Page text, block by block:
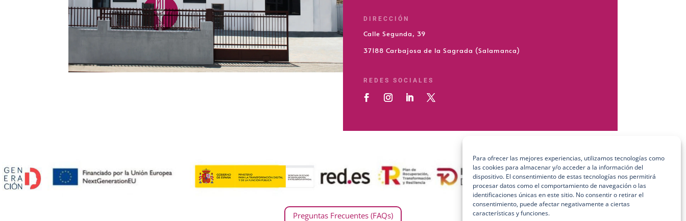
Para ofrecer las mejores experiencias, utilizamos tecnologías como
las cookies para almacenar y/o acceder a la información del
dispositivo. El consentimiento de estas tecnologías nos permitirá
procesar datos como el comportamiento de navegación o las
identificaciones únicas en este sitio. No consentir o retirar el
consentimiento, puede afectar negativamente a ciertas
características y funciones.
DIRECCIÓN
Calle Segunda, 39
37188 Carbajosa de la Sagrada (Salamanca)
REDES SOCIALES
Preguntas Frecuentes (FAQs)